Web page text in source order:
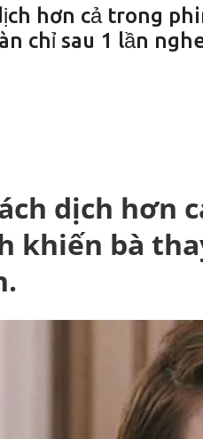
hơn cả trong
chỉ sau 1 lần
dịch hơn
khiến bà